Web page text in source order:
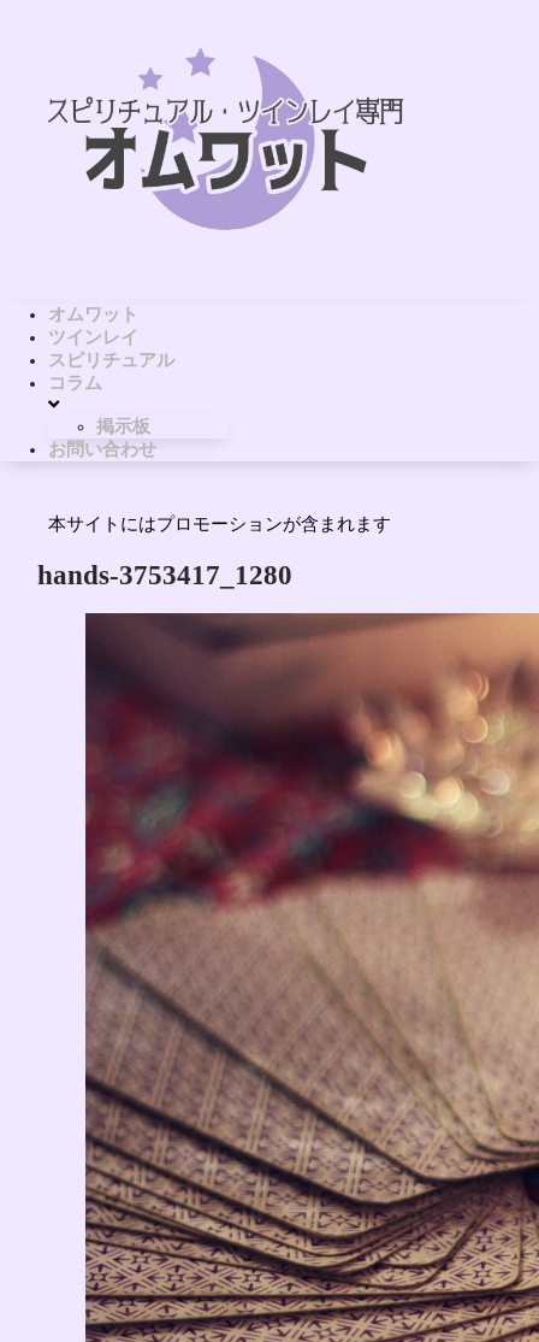
オムワット
ツインレイ
スピリチュアル
コラム
掲示板
お問い合わせ
本サイトにはプロモーションが含まれます
hands-3753417_1280